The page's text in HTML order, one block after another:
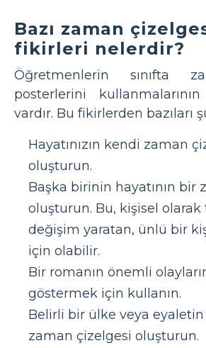
Bazı zaman
fikirleri nelerdir?
Öğretmenlerin sınıfta
posterlerini
vardır. Bu fikirlerden bazıları
Hayatınızın kendi zaman
oluşturun.
Başka birinin hayatının bir
oluşturun. Bu, kişisel olarak
değişim yaratan, ünlü bir
için olabilir.
Bir romanın önemli
göstermek için kullanın.
Belirli bir ülke veya
zaman çizelgesi oluşturun.